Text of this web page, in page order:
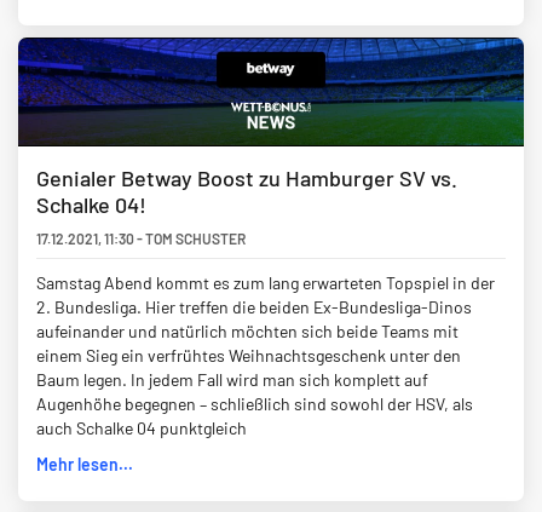
Genialer Betway Boost zu Hamburger SV vs.
Schalke 04!
17.12.2021,11:30-TOM SCHUSTER
Samstag Abend kommt es zum lang erwarteten Topspiel in der
2. Bundesliga. Hier treffen die beiden Ex-Bundesliga-Dinos
aufeinander und natürlich möchten sich beide Teams mit
einem Sieg ein verfrühtes Weihnachtsgeschenk unter den
Baum legen. In jedem Fall wird man sich komplett auf
Augenhöhe begegnen – schließlich sind sowohl der HSV, als
auch Schalke 04 punktgleich
Mehr lesen...